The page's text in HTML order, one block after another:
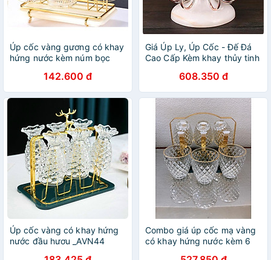
Úp cốc vàng gương có khay
hứng nước kèm núm bọc
2022 | GIÁ ÚP LY CỐC TIM
142.600 đ
Giá Úp Ly, Úp Cốc - Đế Đá
Cao Cấp Kèm khay thủy tinh
608.350 đ
Úp cốc vàng có khay hứng
nước đầu hươu _AVN44
Combo giá úp cốc mạ vàng
có khay hứng nước kèm 6